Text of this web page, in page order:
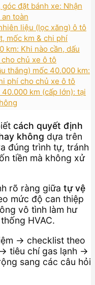
đặt bánh xe: Nhận
toàn
liệu (lọc xăng) ô tô
mốc km & chi phí
km: Khi nào cần, dấu
chủ xe ô tô
thắng) mốc 40.000 km:
phí cho chủ xe ô tô
km (cấp lớn): tại
cách quyết định
không dựa trên
đúng trình tự, tránh
tiền mà không xử
rõ ràng giữa tự vệ
mức độ can thiệp
vô tình làm hư
HVAC.
→ checklist theo
tiêu chí gas lạnh →
sang các câu hỏi